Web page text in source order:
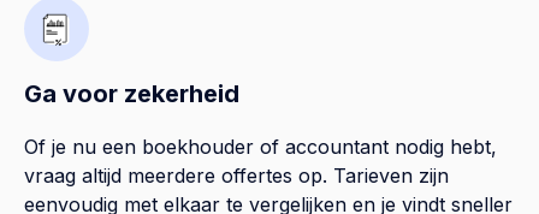
Ga voor zekerheid
Of je nu een boekhouder of accountant nodig hebt,
vraag altijd meerdere offertes op. Tarieven zijn
eenvoudig met elkaar te vergelijken en je vindt sneller